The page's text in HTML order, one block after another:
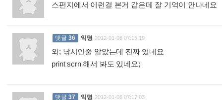
스펀지에서 이런걸 본거 같은데 잘 기억이 안나네요
댓글 36 익명 2012-01-06 07:15:19
와; 낚시인줄 알았는데 진짜 있네요
print scrn 해서 봐도 있네요;
댓글 37 익명 2012-01-06 07:17:03